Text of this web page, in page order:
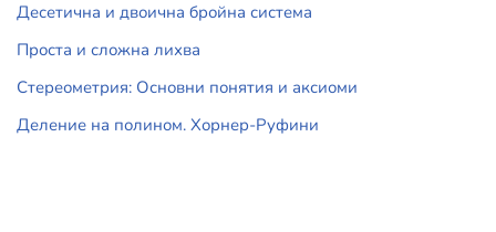
Десетична и двоична бройна система
Проста и сложна лихва
Стереометрия: Основни понятия и аксиоми
Деление на полином. Хорнер-Руфини